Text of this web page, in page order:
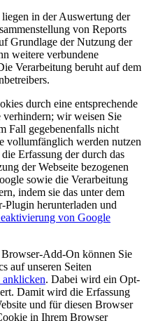
in der Auswertung der
von Reports
Grundlage der Nutzung der
weitere verbundene
Verarbeitung beruht auf dem
durch eine entsprechende
wir weisen Sie
Fall gegebenenfalls nicht
vollumfänglich werden nutzen
Erfassung der durch das
der Webseite bezogenen
sowie die Verarbeitung
indem sie das unter dem
herunterladen und
von Google
Add-On können Sie
auf unseren Seiten
. Dabei wird ein Opt-
Damit wird die Erfassung
und für diesen Browser
in Ihrem Browser